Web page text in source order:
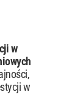
w
w